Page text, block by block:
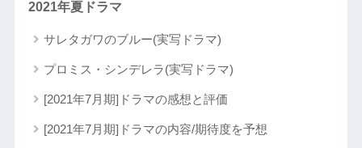
2021年夏ドラマ
サレタガワのブルー(実写ドラマ)
プロミス・シンデレラ(実写ドラマ)
[2021年7月期]ドラマの感想と評価
[2021年7月期]ドラマの内容/期待度を予想